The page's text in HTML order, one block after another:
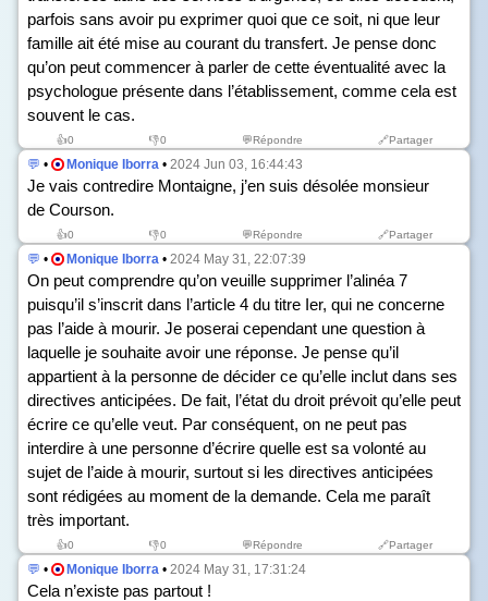
parfois sans avoir pu exprimer quoi que ce soit, ni que leur
famille ait été mise au courant du transfert. Je pense donc
qu’on peut commencer à parler de cette éventualité avec la
psychologue présente dans l’établissement, comme cela est
souvent le cas.
👍0 👎0 💬Répondre 🔗Partager
💬 • Monique Iborra • 2024 Jun 03, 16:44:43
Je vais contredire Montaigne, j’en suis désolée monsieur
de Courson.
👍0 👎0 💬Répondre 🔗Partager
💬 • Monique Iborra • 2024 May 31, 22:07:39
On peut comprendre qu’on veuille supprimer l’alinéa 7
puisqu’il s’inscrit dans l’article 4 du titre Ier, qui ne concerne
pas l’aide à mourir. Je poserai cependant une question à
laquelle je souhaite avoir une réponse. Je pense qu’il
appartient à la personne de décider ce qu’elle inclut dans ses
directives anticipées. De fait, l’état du droit prévoit qu’elle peut
écrire ce qu’elle veut. Par conséquent, on ne peut pas
interdire à une personne d’écrire quelle est sa volonté au
sujet de l’aide à mourir, surtout si les directives anticipées
sont rédigées au moment de la demande. Cela me paraît
très important.
👍0 👎0 💬Répondre 🔗Partager
💬 • Monique Iborra • 2024 May 31, 17:31:24
Cela n’existe pas partout !